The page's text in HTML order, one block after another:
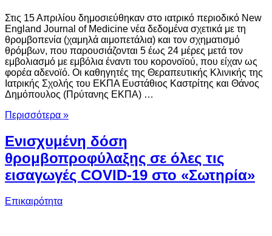
Στις 15 Απριλίου δημοσιεύθηκαν στο ιατρικό περιοδικό New
England Journal of Medicine νέα δεδομένα σχετικά με τη
θρομβοπενία (χαμηλά αιμοπετάλια) και τον σχηματισμό
θρόμβων, που παρουσιάζονται 5 έως 24 μέρες μετά τον
εμβολιασμό με εμβόλια έναντι του κορoνοϊού, που είχαν ως
φορέα αδενοϊό. Οι καθηγητές της Θεραπευτικής Κλινικής της
Ιατρικής Σχολής του ΕΚΠΑ Ευστάθιος Καστρίτης και Θάνος
Δημόπουλος (Πρύτανης ΕΚΠΑ) …
Περισσότερα »
Ενισχυμένη δόση
θρομβοπροφύλαξης σε όλες τις
εισαγωγές COVID-19 στο «Σωτηρία»
Επικαιρότητα